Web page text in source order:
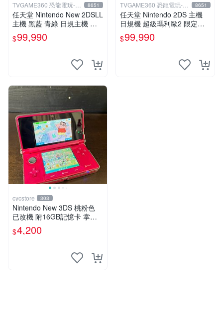
TVGAME360 恐龍電玩-台
中店
8651
任天堂 Nintendo New 2DSLL
主機 黑藍 青綠 日規主機 輕
薄型 (附充電器跟保護貼)【台
中恐龍電玩】
$99,990
TVGAME360 恐龍電玩-台
中店
8651
任天堂 Nintendo 2DS 主機
日規機 超級瑪利歐2 限定主
機 含遊戲 (附原廠充電器+保
護貼)【台中恐龍電玩】
$99,990
cycstore 303
Nintendo New 3DS 桃粉色
已改機 附16GB記憶卡 掌上
型遊戲主機 收藏熱門
$4,200